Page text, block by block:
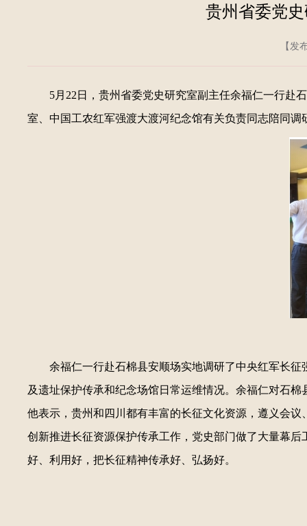
贵州省委党
【发
5月22日，贵州省委党史研究室副主任余福仁一行赴
室、中国工农红军强渡大渡河纪念馆有关负责同志陪同调
余福仁一行赴石棉县安顺场实地调研了中央红军长
及遗址保护传承和纪念场馆日常运维情况。余福仁对石
他表示，贵州和四川都有丰富的长征文化资源，遵义会
创新推进长征资源保护传承工作，党史部门做了大量幕
好、利用好，把长征精神传承好、弘扬好。